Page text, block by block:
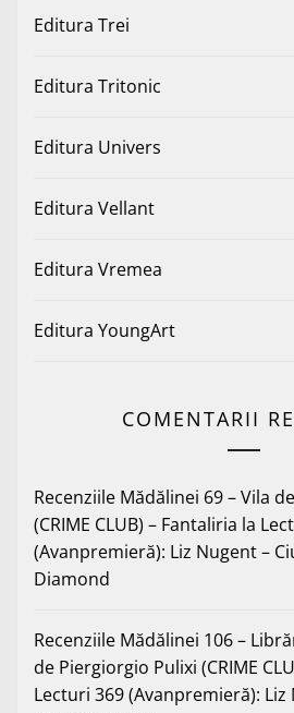
Editura Trei
Editura Tritonic
Editura Univers
Editura Vellant
Editura Vremea
Editura YoungArt
COMENTARII
Recenziile Mădălinei 69 – Vila
(CRIME CLUB) – Fantaliria la
(Avanpremieră): Liz Nugent –
Diamond
Recenziile Mădălinei 106 –
de Piergiorgio Pulixi (CRIME
Lecturi 369 (Avanpremieră): Liz